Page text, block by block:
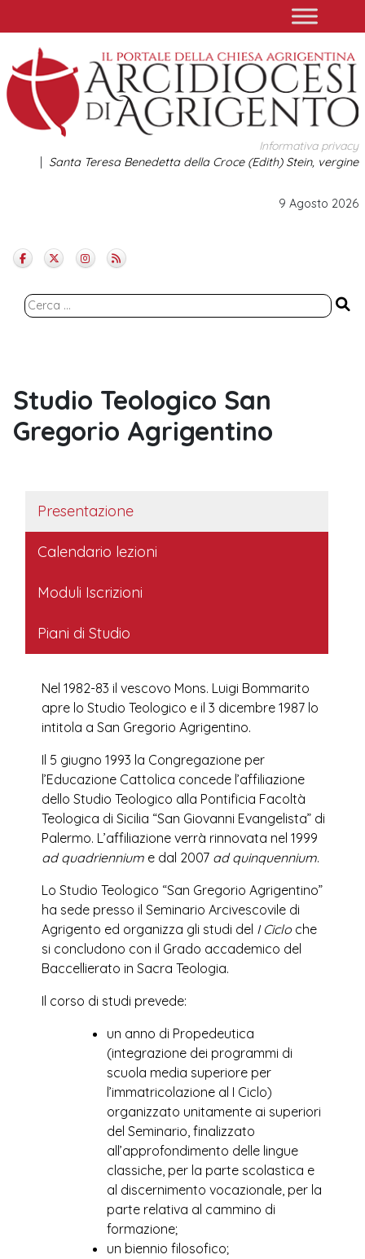
to
content
Informativa privacy
Santa Teresa Benedetta della Croce (Edith) Stein, vergine
9 Agosto 2026
Ricerca
Studio Teologico San
Gregorio Agrigentino
Presentazione
Calendario lezioni
Moduli Iscrizioni
Piani di Studio
Nel 1982-83 il vescovo Mons. Luigi Bommarito
apre lo Studio Teologico e il 3 dicembre 1987 lo
intitola a San Gregorio Agrigentino.
Il 5 giugno 1993 la Congregazione per
l’Educazione Cattolica concede l’affiliazione
dello Studio Teologico alla Pontificia Facoltà
Teologica di Sicilia “San Giovanni Evangelista” di
Palermo. L’affiliazione verrà rinnovata nel 1999
ad quadriennium e dal 2007 ad quinquennium.
Lo Studio Teologico “San Gregorio Agrigentino”
ha sede presso il Seminario Arcivescovile di
Agrigento ed organizza gli studi del I Ciclo che
si concludono con il Grado accademico del
Baccellierato in Sacra Teologia.
Il corso di studi prevede:
un anno di Propedeutica
(integrazione dei programmi di
scuola media superiore per
l’immatricolazione al I Ciclo)
organizzato unitamente ai superiori
del Seminario, finalizzato
all’approfondimento delle lingue
classiche, per la parte scolastica e
al discernimento vocazionale, per la
parte relativa al cammino di
formazione;
un biennio filosofico;